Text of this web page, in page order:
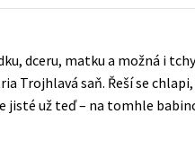
Populárně - naučná pro
Předškoláci
Příroda a zahrada
dceru, matku a možná i
Trojhlavá saň. Řeší se
jisté už teď – na tomhle